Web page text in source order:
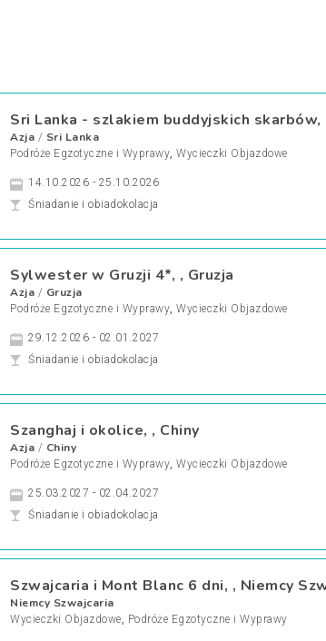
Sri Lanka - szlakiem buddyjskich skarbów,
Azja / Sri Lanka
Podróże Egzotyczne i Wyprawy, Wycieczki Objazdowe
14.10.2026 - 25.10.2026
Śniadanie i obiadokolacja
Sylwester w Gruzji 4*, , Gruzja
Azja / Gruzja
Podróże Egzotyczne i Wyprawy, Wycieczki Objazdowe
29.12.2026 - 02.01.2027
Śniadanie i obiadokolacja
Szanghaj i okolice, , Chiny
Azja / Chiny
Podróże Egzotyczne i Wyprawy, Wycieczki Objazdowe
25.03.2027 - 02.04.2027
Śniadanie i obiadokolacja
Szwajcaria i Mont Blanc 6 dni, , Niemcy
Niemcy Szwajcaria
Wycieczki Objazdowe, Podróże Egzotyczne i Wyprawy